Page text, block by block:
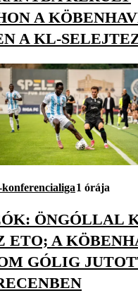
A
A KL-
1 órája
ÖNGÓLLAL
ETO; A
GÓLIG